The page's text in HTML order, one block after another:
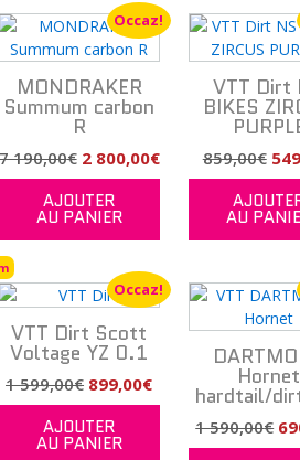
Occaz!
MONDRAKER
Summum carbon
R
190,00€ Le
prix
initial
était :
190,00€.
2 800,00€Le
prix
800,00€.
AJOUTER
AU PANIER
VTT Dirt
BIKES
859,00€ Le
prix
AU
Occaz!
VTT Dirt Scott
Voltage YZ 0.1
1 599,00€ Le
prix
initial
899,00€Le
prix
actuel
AJOUTER
AU PANIER
Hornet
hardtail/
1 590,00€ Le